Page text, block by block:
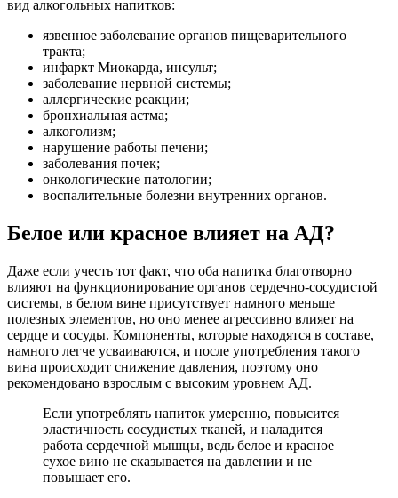
вид алкогольных напитков:
язвенное заболевание органов пищеварительного
тракта;
инфаркт Миокарда, инсульт;
заболевание нервной системы;
аллергические реакции;
бронхиальная астма;
алкоголизм;
нарушение работы печени;
заболевания почек;
онкологические патологии;
воспалительные болезни внутренних органов.
Белое или красное влияет на АД?
Даже если учесть тот факт, что оба напитка благотворно
влияют на функционирование органов сердечно-сосудистой
системы, в белом вине присутствует намного меньше
полезных элементов, но оно менее агрессивно влияет на
сердце и сосуды. Компоненты, которые находятся в составе,
намного легче усваиваются, и после употребления такого
вина происходит снижение давления, поэтому оно
рекомендовано взрослым с высоким уровнем АД.
Если употреблять напиток умеренно, повысится
эластичность сосудистых тканей, и наладится
работа сердечной мышцы, ведь белое и красное
сухое вино не сказывается на давлении и не
повышает его.